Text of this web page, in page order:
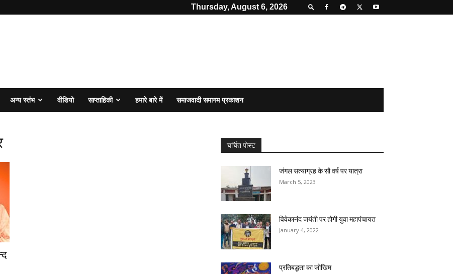
Thursday, August 6, 2026
अन्य स्तंभ वीडियो साप्ताहिकी हमारे बारे में समाजवादी समागम प्रकाशन
चर्चित पोस्ट
जंगल सत्याग्रह के सौ वर्ष पर यात्रा
March 5, 2023
विवेकानंद जयंती पर होगी युवा महापंचायत
January 4, 2022
प्रतिबद्धता का जोखिम